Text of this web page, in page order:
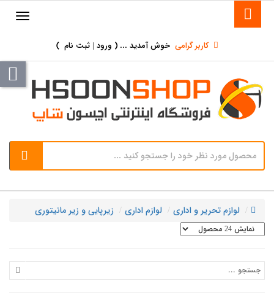
کاربر گرامی خوش آمدید ... ( ورود | ثبت نام )
لوازم تحریر و اداری لوازم اداری زیرپایی و زیر مانیتوری